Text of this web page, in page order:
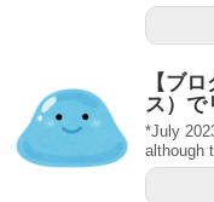
【ブ
ス）で
*July
although